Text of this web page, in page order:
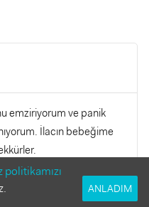
emziriyorum ve panik
İlacın bebeğime
YANITLA
politikamızı
ANLADIM